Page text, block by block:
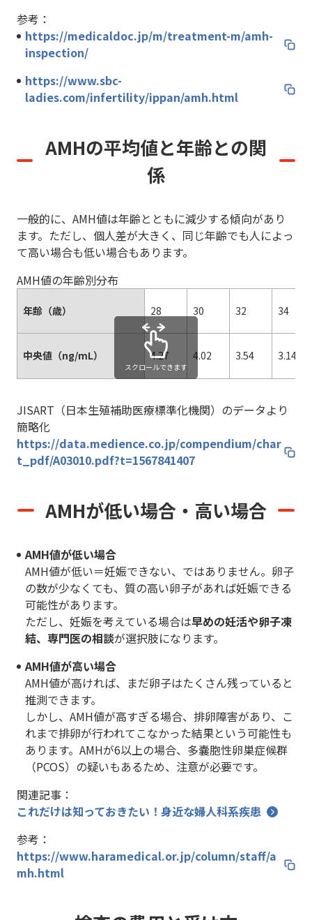
参考：
https://medicaldoc.jp/m/treatment-m/amh-
inspection/
https://www.sbc-
ladies.com/infertility/ippan/amh.html
AMHの平均値と年齢との関
係
一般的に、AMH値は年齢とともに減少する傾向があり
ます。ただし、個人差が大きく、同じ年齢でも人によっ
て高い場合も低い場合もあります。
AMH値の年齢別分布
年齢（歳） 28 30 32 34
中央値（ng/mL） 4.27 4.02 3.54 3.14
スクロールできます
JISART（日本生殖補助医療標準化機関）のデータより
簡略化
https://data.medience.co.jp/compendium/char
t_pdf/A03010.pdf?t=1567841407
AMHが低い場合・高い場合
AMH値が低い場合
AMH値が低い＝妊娠できない、ではありません。卵子
の数が少なくても、質の高い卵子があれば妊娠できる
可能性があります。
ただし、妊娠を考えている場合は早めの妊活や卵子凍
結、専門医の相談が選択肢になります。
AMH値が高い場合
AMH値が高ければ、まだ卵子はたくさん残っていると
推測できます。
しかし、AMH値が高すぎる場合、排卵障害があり、こ
れまで排卵が行われてこなかった結果という可能性も
あります。AMHが6以上の場合、多嚢胞性卵巣症候群
（PCOS）の疑いもあるため、注意が必要です。
関連記事：
これだけは知っておきたい！身近な婦人科系疾患
参考：
https://www.haramedical.or.jp/column/staff/a
mh.html